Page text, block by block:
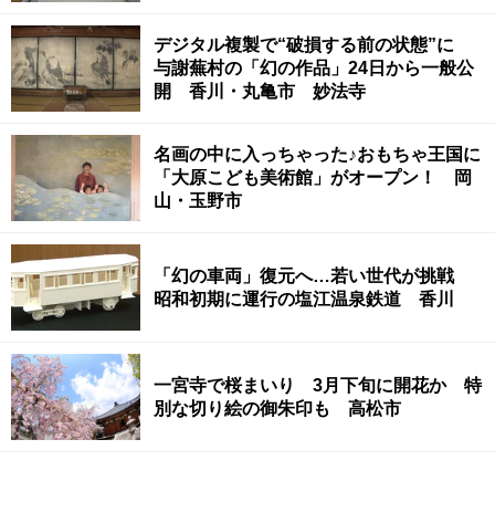
デジタル複製で“破損する前の状態”に
与謝蕪村の「幻の作品」24日から一般公
開 香川・丸亀市 妙法寺
名画の中に入っちゃった♪おもちゃ王国に
「大原こども美術館」がオープン！ 岡
山・玉野市
「幻の車両」復元へ…若い世代が挑戦
昭和初期に運行の塩江温泉鉄道 香川
一宮寺で桜まいり 3月下旬に開花か 特
別な切り絵の御朱印も 高松市